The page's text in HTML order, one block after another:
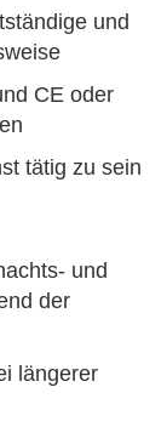
und
CE oder
tätig zu sein
und
der
längerer